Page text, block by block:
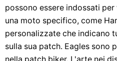
possono essere indossati
una moto specifico, come
personalizzate che indicano
sulla sua patch. Eagles sono